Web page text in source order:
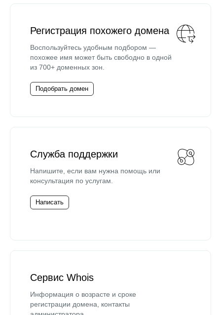
Регистрация похожего домена
Воспользуйтесь удобным подбором —
похожее имя может быть свободно в одной
из 700+ доменных зон.
Подобрать домен
Служба поддержки
Напишите, если вам нужна помощь или
консультация по услугам.
Написать
Сервис Whois
Информация о возрасте и сроке
регистрации домена, контакты